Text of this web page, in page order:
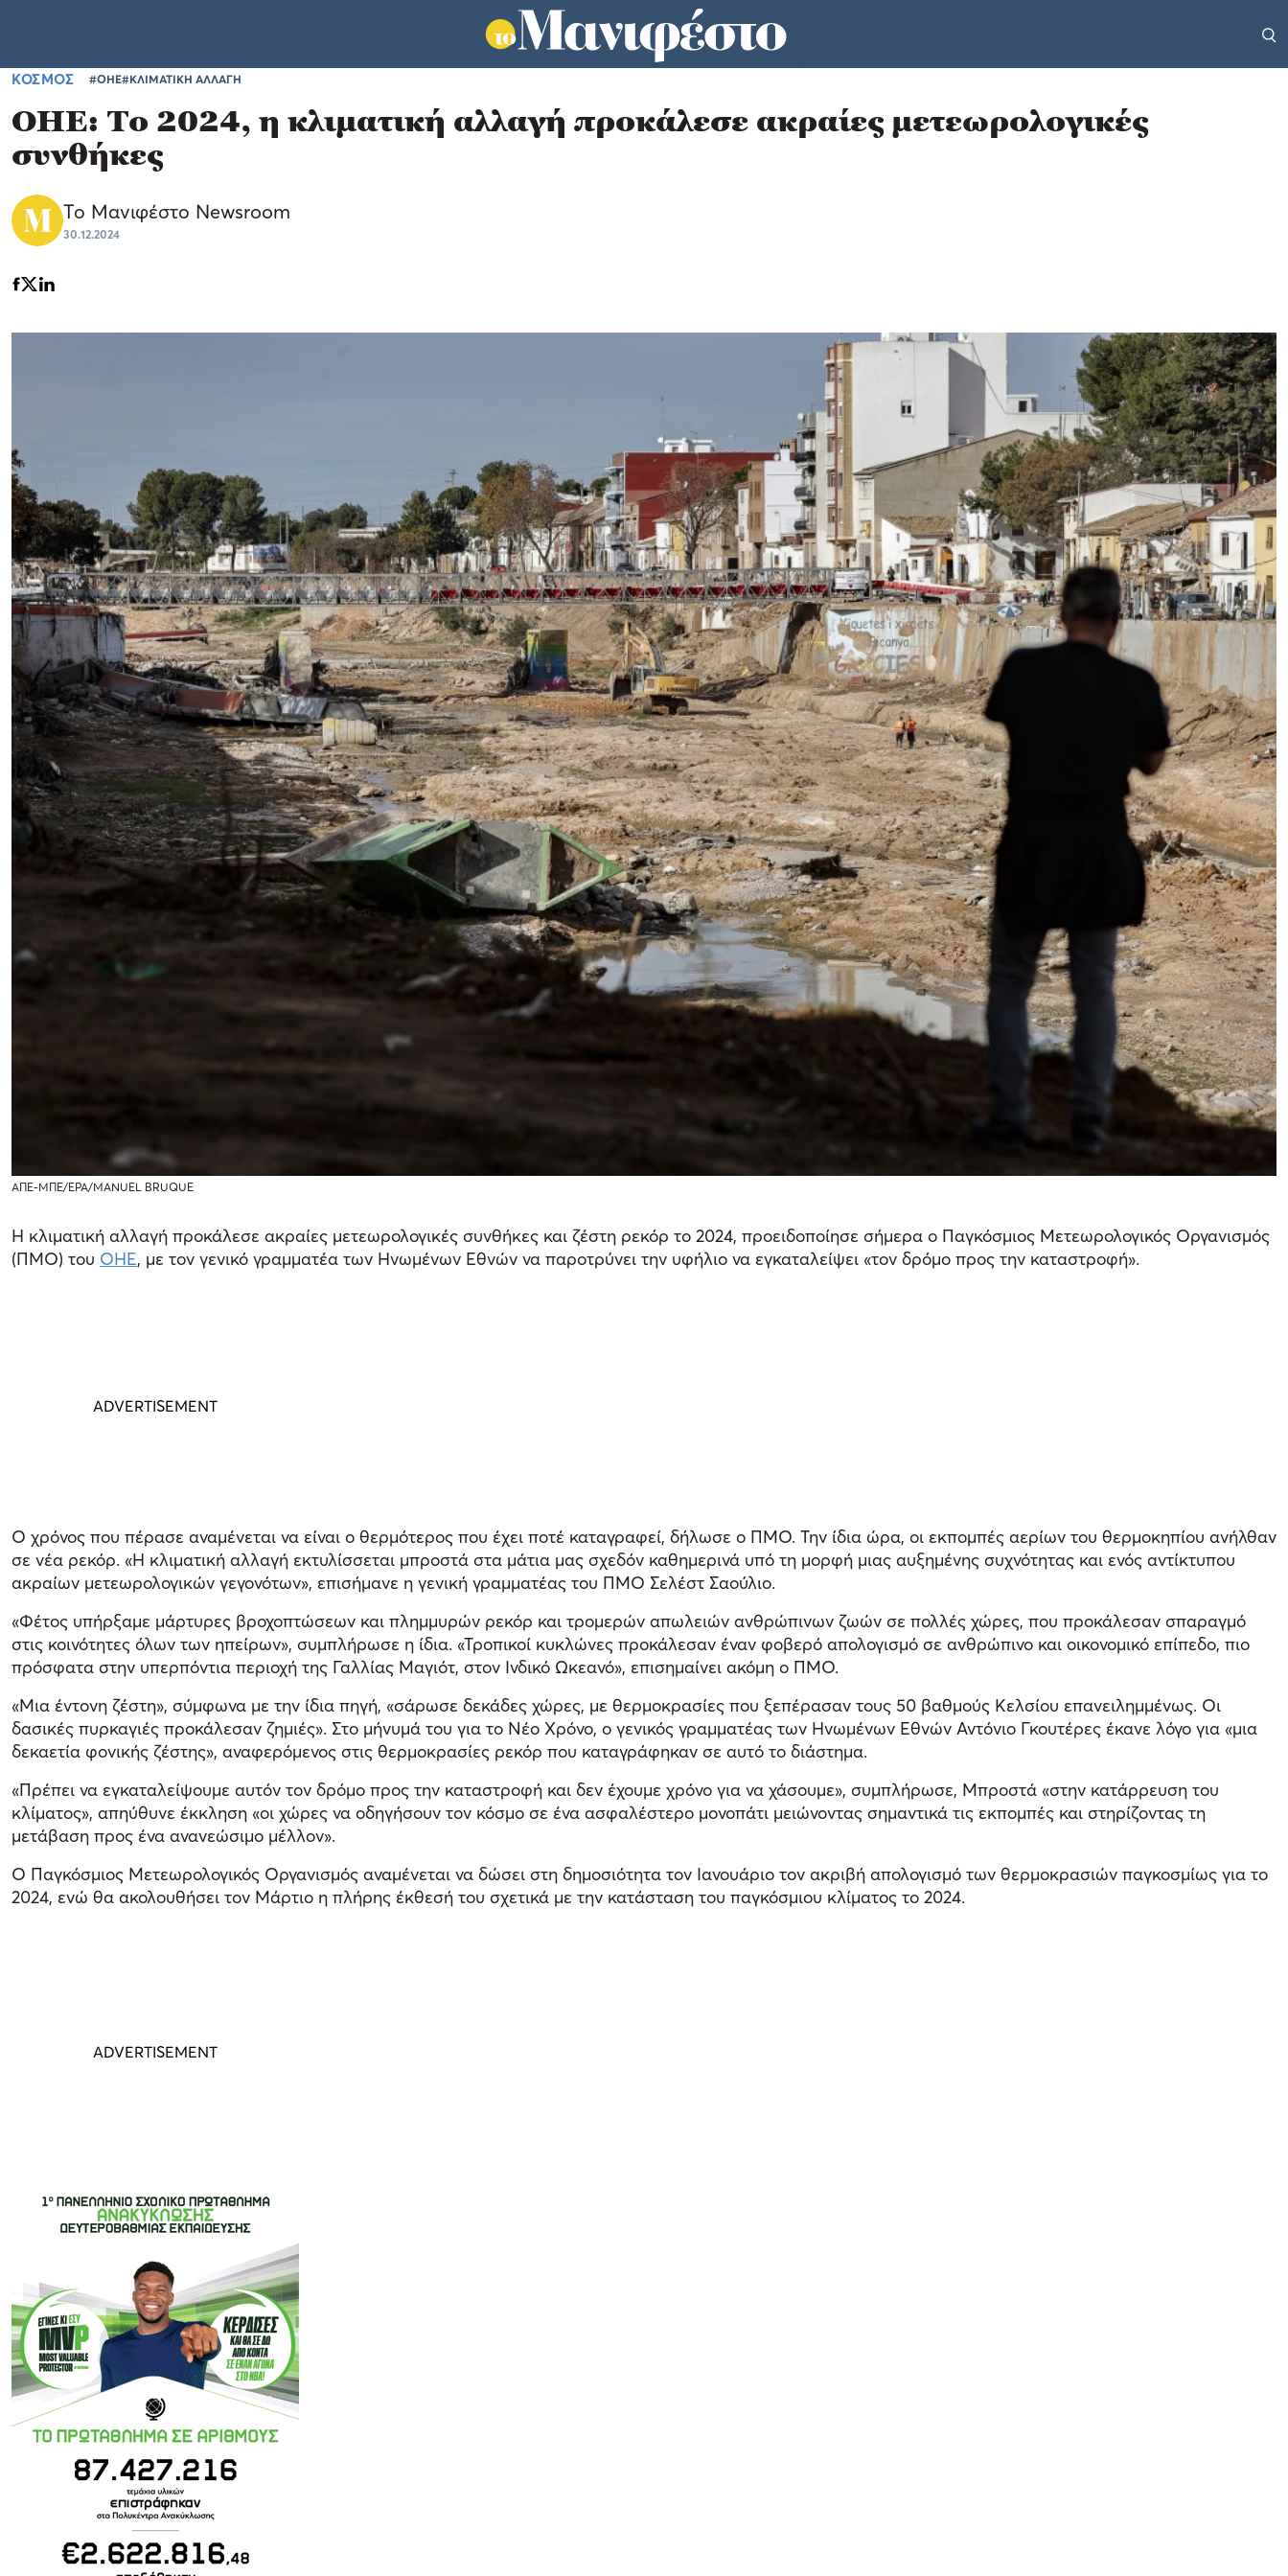
ΚΟΣΜΟΣ #ΟΗΕ#ΚΛΙΜΑΤΙΚΗ ΑΛΛΑΓΗ
ΟΗΕ: Το 2024, η κλιματική αλλαγή προκάλεσε ακραίες μετεωρολογικές
συνθήκες
Το Μανιφέστο Newsroom
30.12.2024
ΑΠΕ-ΜΠΕ/EPA/MANUEL BRUQUE
Η κλιματική αλλαγή προκάλεσε ακραίες μετεωρολογικές συνθήκες και ζέστη ρεκόρ το 2024, προειδοποίησε σήμερα ο Παγκόσμιος Μετεωρολογικός Οργανισμός
(ΠΜΟ) του ΟΗΕ, με τον γενικό γραμματέα των Ηνωμένων Εθνών να παροτρύνει την υφήλιο να εγκαταλείψει «τον δρόμο προς την καταστροφή».
Ο χρόνος που πέρασε αναμένεται να είναι ο θερμότερος που έχει ποτέ καταγραφεί, δήλωσε ο ΠΜΟ. Την ίδια ώρα, οι εκπομπές αερίων του θερμοκηπίου ανήλθαν
σε νέα ρεκόρ. «Η κλιματική αλλαγή εκτυλίσσεται μπροστά στα μάτια μας σχεδόν καθημερινά υπό τη μορφή μιας αυξημένης συχνότητας και ενός αντίκτυπου
ακραίων μετεωρολογικών γεγονότων», επισήμανε η γενική γραμματέας του ΠΜΟ Σελέστ Σαούλιο.
«Φέτος υπήρξαμε μάρτυρες βροχοπτώσεων και πλημμυρών ρεκόρ και τρομερών απωλειών ανθρώπινων ζωών σε πολλές χώρες, που προκάλεσαν σπαραγμό
στις κοινότητες όλων των ηπείρων», συμπλήρωσε η ίδια. «Τροπικοί κυκλώνες προκάλεσαν έναν φοβερό απολογισμό σε ανθρώπινο και οικονομικό επίπεδο, πιο
πρόσφατα στην υπερπόντια περιοχή της Γαλλίας Μαγιότ, στον Ινδικό Ωκεανό», επισημαίνει ακόμη ο ΠΜΟ.
«Μια έντονη ζέστη», σύμφωνα με την ίδια πηγή, «σάρωσε δεκάδες χώρες, με θερμοκρασίες που ξεπέρασαν τους 50 βαθμούς Κελσίου επανειλημμένως. Οι
δασικές πυρκαγιές προκάλεσαν ζημιές». Στο μήνυμά του για το Νέο Χρόνο, ο γενικός γραμματέας των Ηνωμένων Εθνών Αντόνιο Γκουτέρες έκανε λόγο για «μια
δεκαετία φονικής ζέστης», αναφερόμενος στις θερμοκρασίες ρεκόρ που καταγράφηκαν σε αυτό το διάστημα.
«Πρέπει να εγκαταλείψουμε αυτόν τον δρόμο προς την καταστροφή και δεν έχουμε χρόνο για να χάσουμε», συμπλήρωσε, Μπροστά «στην κατάρρευση του
κλίματος», απηύθυνε έκκληση «οι χώρες να οδηγήσουν τον κόσμο σε ένα ασφαλέστερο μονοπάτι μειώνοντας σημαντικά τις εκπομπές και στηρίζοντας τη
μετάβαση προς ένα ανανεώσιμο μέλλον».
Ο Παγκόσμιος Μετεωρολογικός Οργανισμός αναμένεται να δώσει στη δημοσιότητα τον Ιανουάριο τον ακριβή απολογισμό των θερμοκρασιών παγκοσμίως για το
2024, ενώ θα ακολουθήσει τον Μάρτιο η πλήρης έκθεσή του σχετικά με την κατάσταση του παγκόσμιου κλίματος το 2024.